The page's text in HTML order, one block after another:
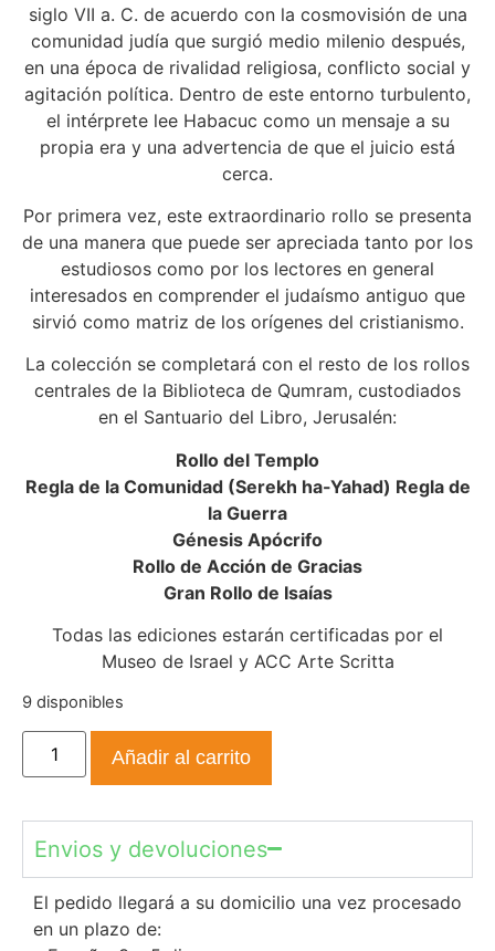
siglo VII a. C. de acuerdo con la cosmovisión de una
comunidad judía que surgió medio milenio después,
en una época de rivalidad religiosa, conflicto social y
agitación política. Dentro de este entorno turbulento,
el intérprete lee Habacuc como un mensaje a su
propia era y una advertencia de que el juicio está
cerca.
Por primera vez, este extraordinario rollo se presenta
de una manera que puede ser apreciada tanto por los
estudiosos como por los lectores en general
interesados en comprender el judaísmo antiguo que
sirvió como matriz de los orígenes del cristianismo.
La colección se completará con el resto de los rollos
centrales de la Biblioteca de Qumram, custodiados
en el Santuario del Libro, Jerusalén:
Rollo del Templo
Regla de la Comunidad (Serekh ha-Yahad) Regla de
la Guerra
Génesis Apócrifo
Rollo de Acción de Gracias
Gran Rollo de Isaías
Todas las ediciones estarán certificadas por el
Museo de Israel y ACC Arte Scritta
9 disponibles
Añadir al carrito
Envios y devoluciones
El pedido llegará a su domicilio una vez procesado
en un plazo de: